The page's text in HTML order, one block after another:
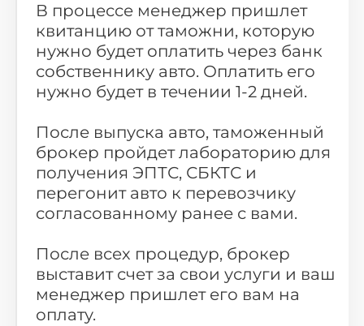
В процессе менеджер пришлет
квитанцию от таможни, которую
нужно будет оплатить через банк
собственнику авто. Оплатить его
нужно будет в течении 1-2 дней.
После выпуска авто, таможенный
брокер пройдет лабораторию для
получения ЭПТС, СБКТС и
перегонит авто к перевозчику
согласованному ранее с вами.
После всех процедур, брокер
выставит счет за свои услуги и ваш
менеджер пришлет его вам на
оплату.